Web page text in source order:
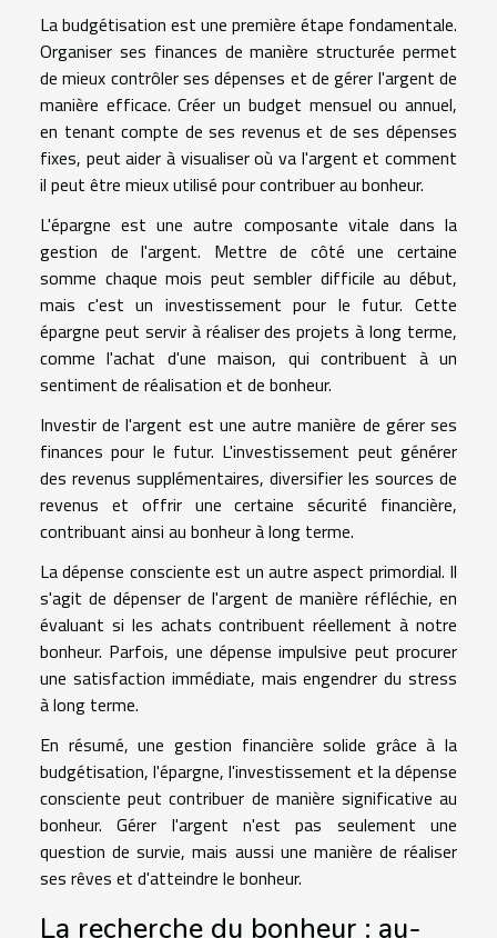
La budgétisation est une première étape fondamentale.
Organiser ses finances de manière structurée permet
de mieux contrôler ses dépenses et de gérer l'argent de
manière efficace. Créer un budget mensuel ou annuel,
en tenant compte de ses revenus et de ses dépenses
fixes, peut aider à visualiser où va l'argent et comment
il peut être mieux utilisé pour contribuer au bonheur.
L'épargne est une autre composante vitale dans la
gestion de l'argent. Mettre de côté une certaine
somme chaque mois peut sembler difficile au début,
mais c'est un investissement pour le futur. Cette
épargne peut servir à réaliser des projets à long terme,
comme l'achat d'une maison, qui contribuent à un
sentiment de réalisation et de bonheur.
Investir de l'argent est une autre manière de gérer ses
finances pour le futur. L'investissement peut générer
des revenus supplémentaires, diversifier les sources de
revenus et offrir une certaine sécurité financière,
contribuant ainsi au bonheur à long terme.
La dépense consciente est un autre aspect primordial. Il
s'agit de dépenser de l'argent de manière réfléchie, en
évaluant si les achats contribuent réellement à notre
bonheur. Parfois, une dépense impulsive peut procurer
une satisfaction immédiate, mais engendrer du stress
à long terme.
En résumé, une gestion financière solide grâce à la
budgétisation, l'épargne, l'investissement et la dépense
consciente peut contribuer de manière significative au
bonheur. Gérer l'argent n'est pas seulement une
question de survie, mais aussi une manière de réaliser
ses rêves et d'atteindre le bonheur.
La recherche du bonheur : au-